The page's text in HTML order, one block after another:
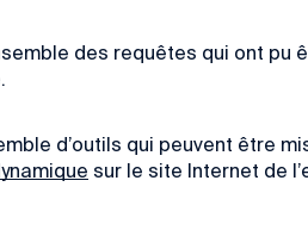
des requêtes qui ont
d’outils qui peuvent être
sur le site Internet de